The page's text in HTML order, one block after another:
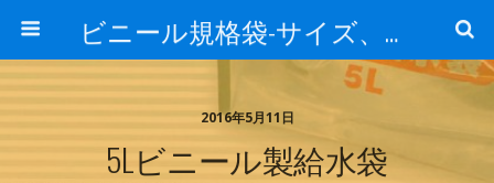
ビニール規格袋-サイズ、価格、材質-業務用チャック袋、アルミ袋、真空袋について
2016年5月11日
5Lビニール製給水袋